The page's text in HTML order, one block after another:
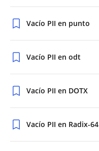
Vacío PII en punto
Vacío PII en odt
Vacío PII en DOTX
Vacío PII en Radix-64